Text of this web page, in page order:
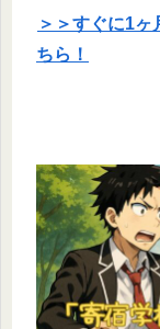
＞＞すぐに1ヶ
ちら！